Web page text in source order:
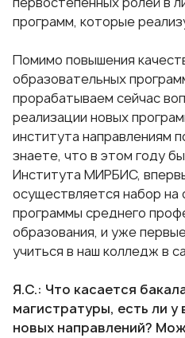
программ, которые
Помимо повышения
образовательных
прорабатываем сейчас
реализации новых
института направлениям
знаете, что в этом году
Института МИРБИС,
осуществляется набор на
программы среднего
образования, и уже
учиться в наш колледж в
Я.С.: Что касается
магистратуры, есть ли
новых направлений?